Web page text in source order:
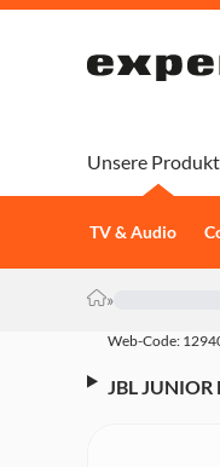
Unsere
TV & Audio
»
Web-Code:
JBL